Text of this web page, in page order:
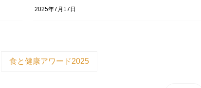
2025年7月17日
食と健康アワード2025